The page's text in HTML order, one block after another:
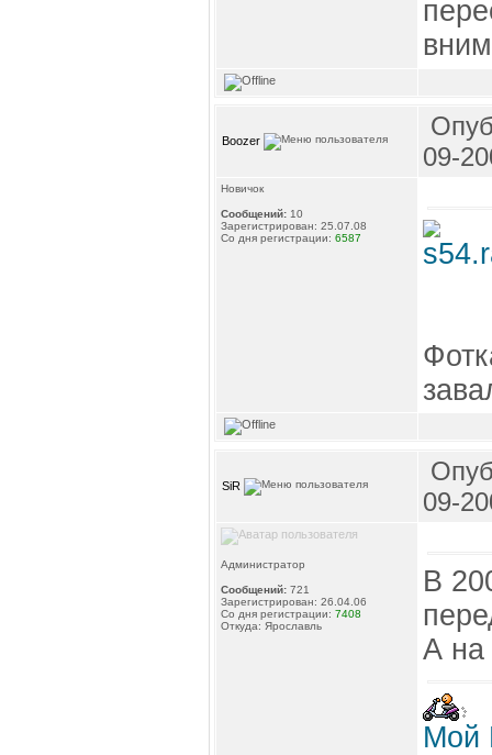
Boozer
09-
Новичок
Сообщений: 10
Зарегистрирован: 25.07.08
Со дня регистрации: 6587
SiR
09-
Администратор
Сообщений: 721
Зарегистрирован: 26.04.06
Со дня регистрации: 7408
Откуда: Ярославль
В
А на
Мой